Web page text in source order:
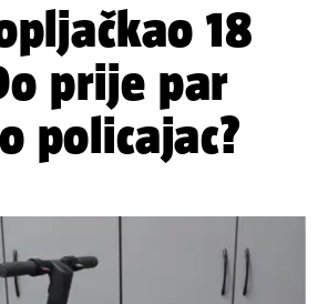
18
prije par
policajac?